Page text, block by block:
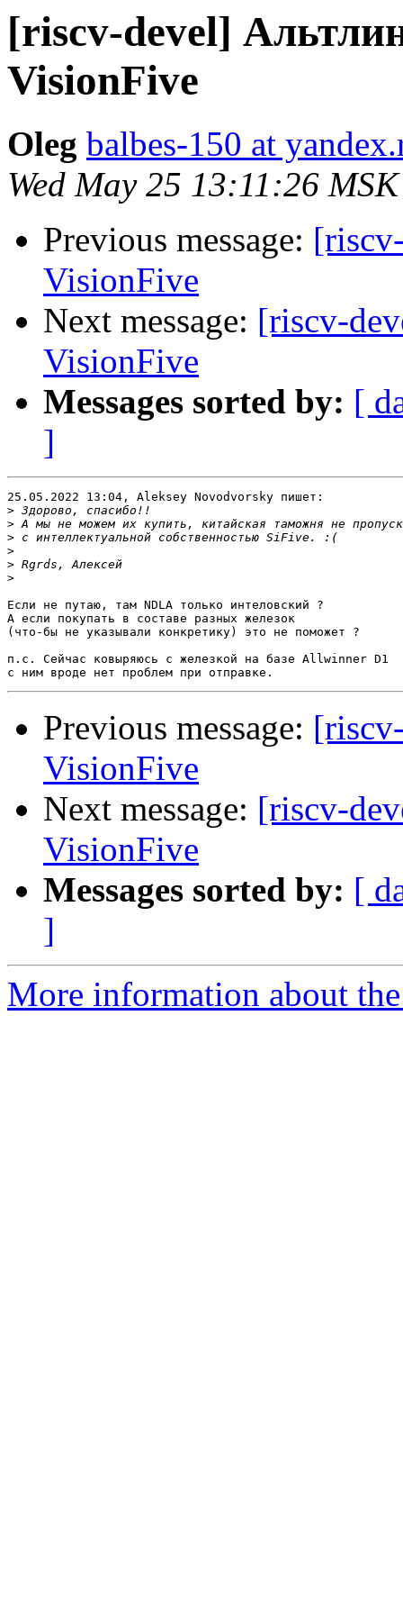
[riscv-devel]
VisionFive
Oleg balbes-150 at
Wed May 25 13:11:26
Previous message:
VisionFive
Next message: [riscv-
VisionFive
Messages sorted by: [
]
25.05.2022 13:04, Aleksey Novodvorsky пишет:
>
>
>
>
>
>
Если не путаю, там NDLA только интеловский ?
А если покупать в составе разных железок
(что-бы не указывали конкретику) это не поможет ?
п.с. Сейчас ковыряюсь с железкой на базе Allwinner D1
Previous message:
VisionFive
Next message: [riscv-
VisionFive
Messages sorted by: [
]
More information about